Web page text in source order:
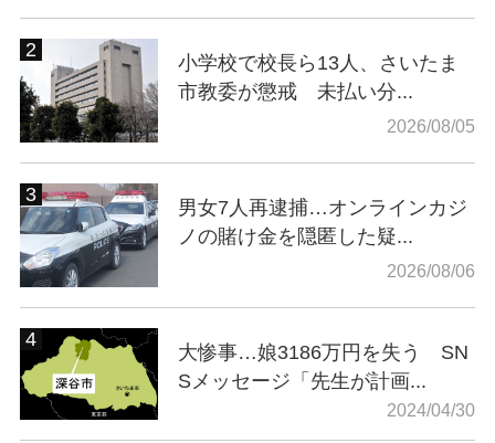
小学校で校長ら13人、さいたま
市教委が懲戒 未払い分...
2026/08/05
男女7人再逮捕…オンラインカジ
ノの賭け金を隠匿した疑...
2026/08/06
大惨事…娘3186万円を失う SN
Sメッセージ「先生が計画...
2024/04/30